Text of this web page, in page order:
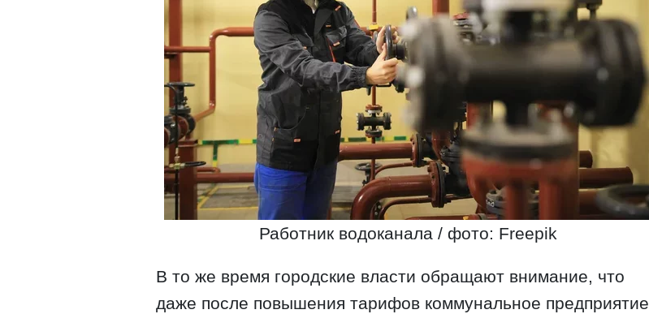
Работник водоканала / фото: Freepik
В то же время городские власти обращают внимание, что
даже после повышения тарифов коммунальное предприятие